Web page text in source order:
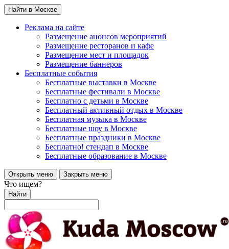
Найти в Москве
Реклама на сайте
Размещение анонсов мероприятий
Размещение ресторанов и кафе
Размещение мест и площадок
Размещение баннеров
Бесплатные события
Бесплатные выставки в Москве
Бесплатные фестивали в Москве
Бесплатно с детьми в Москве
Бесплатный активный отдых в Москве
Бесплатная музыка в Москве
Бесплатные шоу в Москве
Бесплатные праздники в Москве
Бесплатно! стендап в Москве
Бесплатные образование в Москве
Открыть меню Закрыть меню
Что ищем?
Найти